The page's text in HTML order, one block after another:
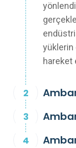
yüklerin
hareket